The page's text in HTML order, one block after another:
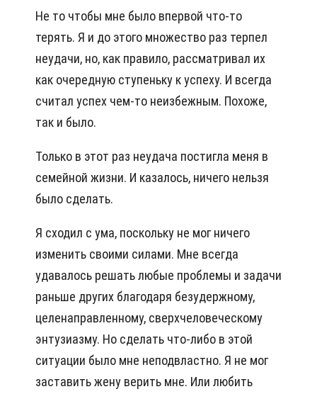
Не то чтобы мне было впервой что-то
терять. Я и до этого множество раз терпел
неудачи, но, как правило, рассматривал их
как очередную ступеньку к успеху. И всегда
считал успех чем-то неизбежным. Похоже,
так и было.
Только в этот раз неудача постигла меня в
семейной жизни. И казалось, ничего нельзя
было сделать.
Я сходил с ума, поскольку не мог ничего
изменить своими силами. Мне всегда
удавалось решать любые проблемы и задачи
раньше других благодаря безудержному,
целенаправленному, сверхчеловеческому
энтузиазму. Но сделать что-либо в этой
ситуации было мне неподвластно. Я не мог
заставить жену верить мне. Или любить